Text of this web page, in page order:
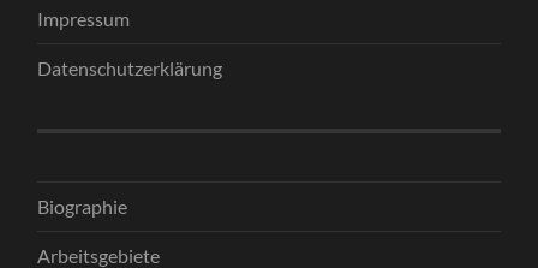
Impressum
Datenschutzerklärung
Biographie
Arbeitsgebiete